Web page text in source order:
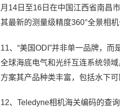
月14日至16日在中国江西省南昌
其最新的测量级精度360°全景相机
11、“美国ODI”并非单一品牌，
全球海底电气和光纤互连系统领
方案其产品种类丰富，包括水下
12、Teledyne相机海关编码的查